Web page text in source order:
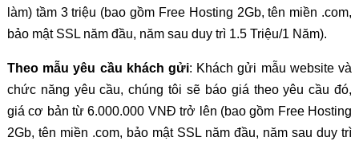
làm) tầm 3 triệu (bao gồm Free Hosting 2Gb, tên miền .com,
bảo mật SSL năm đầu, năm sau duy trì 1.5 Triệu/1 Năm).
Theo mẫu yêu cầu khách gửi: Khách gửi mẫu website và
chức năng yêu cầu, chúng tôi sẽ báo giá theo yêu cầu đó,
giá cơ bản từ 6.000.000 VNĐ trở lên (bao gồm Free Hosting
2Gb, tên miền .com, bảo mật SSL năm đầu, năm sau duy trì